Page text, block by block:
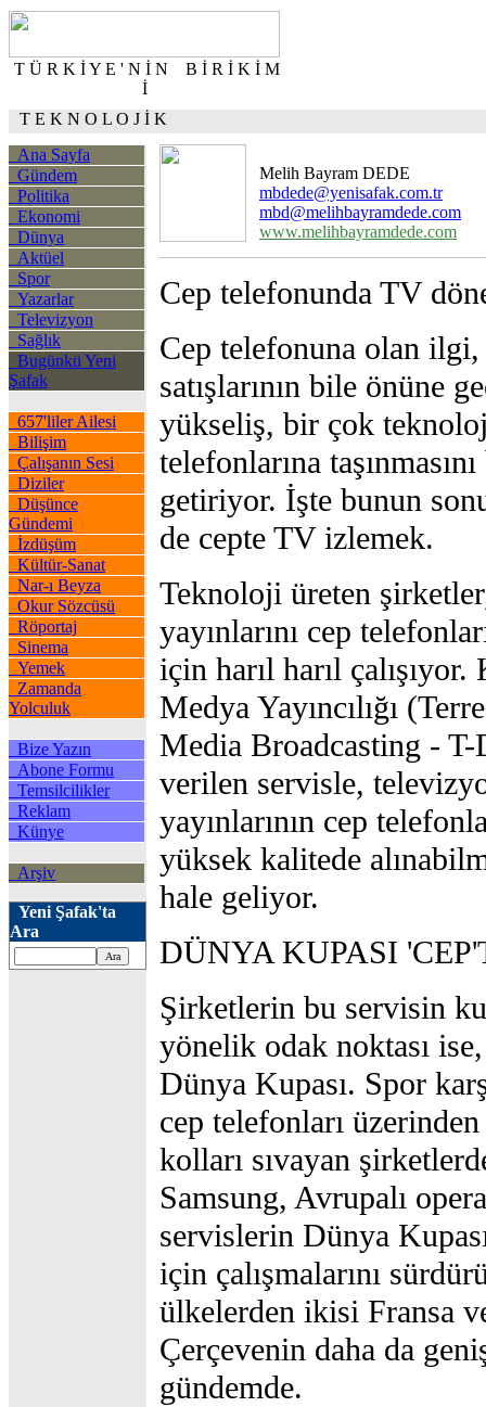
T Ü R K İ Y E ' N İ N B İ R İ K İ M
İ
T E K N O L O J İ K
Ana Sayfa
Gündem
Politika
Ekonomi
Dünya
Aktüel
Spor
Yazarlar
Televizyon
Sağlık
Bugünkü Yeni
Şafak
657'liler Ailesi
Bilişim
Çalışanın Sesi
Diziler
Düşünce
Gündemi
İzdüşüm
Kültür-Sanat
Nar-ı Beyza
Okur Sözcüsü
Röportaj
Sinema
Yemek
Zamanda
Yolculuk
Bize Yazın
Abone Formu
Temsilcilikler
Reklam
Künye
Arşiv
Yeni Şafak'ta
Ara
Melih Bayram DEDE
mbdede@yenisafak.com.tr
mbd@melihbayramdede.com
www.melihbayramdede.com
Cep telefonunda TV
Cep telefonuna olan
satışlarının bile önüne
yükseliş, bir çok
telefonlarına
getiriyor. İşte bunun
de cepte TV izlemek.
Teknoloji üreten
yayınlarını cep
için harıl harıl çalışıyor.
Medya Yayıncılığı
Media Broadcasting - T-
verilen servisle,
yayınlarının cep
yüksek kalitede
hale geliyor.
DÜNYA KUPASI
Şirketlerin bu servisin
yönelik odak noktası
Dünya Kupası. Spor
cep telefonları
kolları sıvayan
Samsung, Avrupalı
servislerin Dünya
için çalışmalarını
ülkelerden ikisi Fransa
Çerçevenin daha da
gündemde.